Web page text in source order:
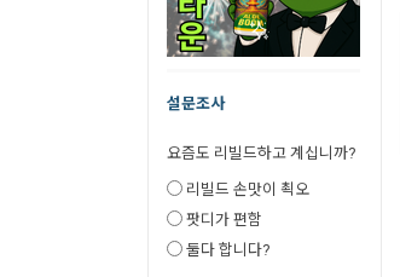
설문조사
요즘도 리빌드하고 계십니까?
리빌드 손맛이 쵝오
팟디가 편함
둘다 합니다?